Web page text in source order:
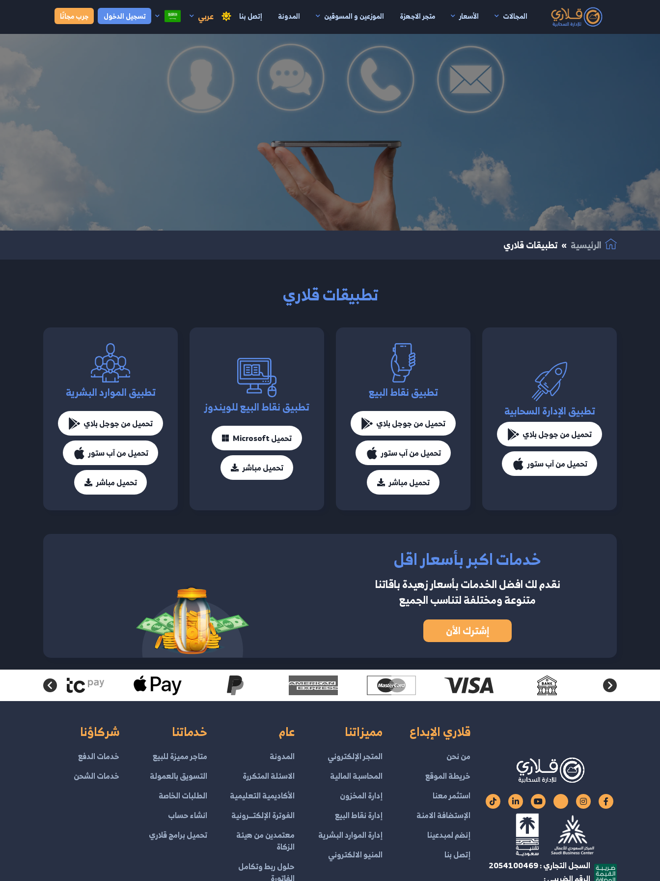
المجالات الأسعار متجر الاجهزة الموزعين و المسوقين المدونة إتصل بنا عربي تسجيل الدخول جرب مجانًا
انتقال إلى المحتوى الرئيسي
الرئيسية تطبيقات قلاري
تطبيقات قلاري
تطبيق الإدارة السحابية
تحميل من جوجل بلاي
تحميل من آب ستور
تطبيق نقاط البيع
تحميل من جوجل بلاي
تحميل من آب ستور
تحميل مباشر
تطبيق نقاط البيع للويندوز
تحميل Microsoft
تحميل مباشر
تطبيق الموارد البشرية
تحميل من جوجل بلاي
تحميل من آب ستور
تحميل مباشر
خدمات اكبر بأسعار اقل
نقدم لك افضل الخدمات بأسعار زهيدة باقاتنا
متنوعة ومختلفة لتناسب الجميع
إشترك الأن
السجل التجاري : 2054100469
قلاري الإبداع
من نحن
خريطة الموقع
استثمر معنا
الإستضافة الامنة
إنضم لمبدعينا
إتصل بنا
مميزاتنا
المتجر الإلكتروني
المحاسبة المالية
إدارة المخزون
إدارة نقاط البيع
إدارة الموارد البشرية
المنيو الالكتروني
عام
المدونة
الاسئلة المتكررة
الأكاديمية التعليمية
الفوترة الإلكتــرونية
معتمدين من هيئة
الزكاة
حلول ربط وتكامل
الفاتورة
خدماتنا
متاجر مميزة للبيع
التسويق بالعمولة
الطلبات الخاصة
انشاء حساب
تحميل برامج قلاري
شركاؤنا
خدمات الدفع
خدمات الشحن